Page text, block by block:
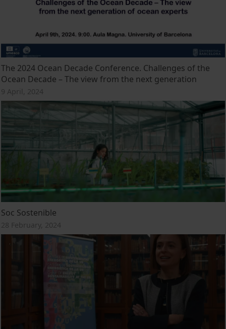
The 2024 Ocean Decade Conference. Challenges of the
Ocean Decade – The view from the next generation
9 April, 2024
Soc Sostenible
28 February, 2024